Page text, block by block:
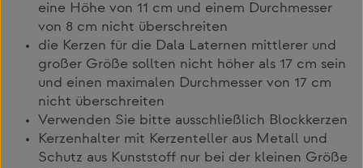
eine Höhe von 11 cm und einem Durchmesser
von 8 cm nicht überschreiten
die Kerzen für die Dala Laternen mittlerer und
großer Größe sollten nicht höher als 17 cm sein
und einen maximalen Durchmesser von 17 cm
nicht überschreiten
Verwenden Sie bitte ausschließlich Blockkerzen
Kerzenhalter mit Kerzenteller aus Metall und
Schutz aus Kunststoff nur bei der kleinen Größe